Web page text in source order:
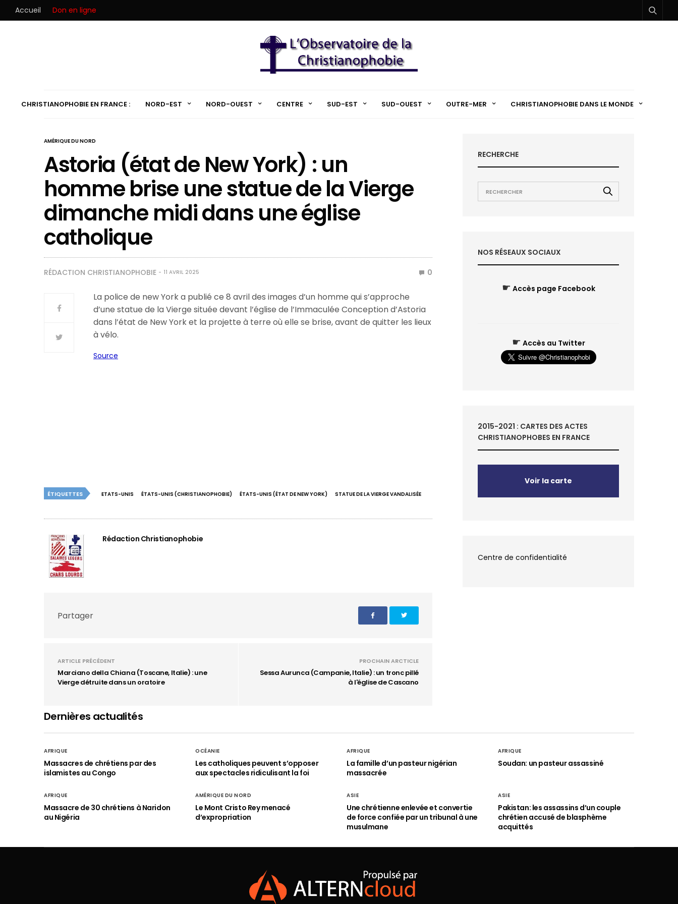
Accueil Don en ligne
CHRISTIANOPHOBIE EN FRANCE : NORD-EST NORD-OUEST CENTRE SUD-EST SUD-OUEST OUTRE-MER CHRISTIANOPHOBIE DANS LE MONDE
AMÉRIQUE DU NORD
Astoria (état de New York) : un
homme brise une statue de la Vierge
dimanche midi dans une église
catholique
RÉDACTION CHRISTIANOPHOBIE 11 AVRIL 2025 0
La police de new York a publié ce 8 avril des images d’un homme qui s’approche
d’une statue de la Vierge située devant l’église de l’Immaculée Conception d’Astoria
dans l’état de New York et la projette à terre où elle se brise, avant de quitter les lieux
à vélo.
Source
ÉTIQUETTES ETATS-UNIS ÉTATS-UNIS (CHRISTIANOPHOBIE) ÉTATS-UNIS (ÉTAT DE NEW YORK) STATUE DE LA VIERGE VANDALISÉE
Rédaction Christianophobie
Partager
ARTICLE PRÉCÉDENT
Marciano della Chiana (Toscane, Italie) : une
Vierge détruite dans un oratoire
PROCHAIN ARCTICLE
Sessa Aurunca (Campanie, Italie) : un tronc pillé
à l'église de Cascano
RECHERCHE
NOS RÉSEAUX SOCIAUX
☛ Accès page Facebook
☛ Accès au Twitter
2015-2021 : CARTES DES ACTES
CHRISTIANOPHOBES EN FRANCE
Voir la carte
Centre de confidentialité
Dernières actualités
AFRIQUE
Massacres de chrétiens par des
islamistes au Congo
OCÉANIE
Les catholiques peuvent s’opposer
aux spectacles ridiculisant la foi
AFRIQUE
La famille d’un pasteur nigérian
massacrée
AFRIQUE
Soudan: un pasteur assassiné
AFRIQUE
Massacre de 30 chrétiens à Naridon
au Nigéria
AMÉRIQUE DU NORD
Le Mont Cristo Rey menacé
d’expropriation
ASIE
Une chrétienne enlevée et convertie
de force confiée par un tribunal à une
musulmane
ASIE
Pakistan: les assassins d’un couple
chrétien accusé de blasphème
acquittés